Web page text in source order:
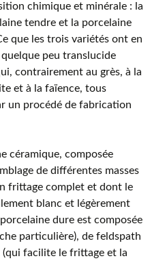
chimique et minérale : la
tendre et la porcelaine
que les trois variétés ont en
peu translucide
contrairement au grès, à la
et à la faïence, tous
un procédé de fabrication
céramique, composée
de différentes masses
frittage complet et dont le
blanc et légèrement
dure est composée
particulière), de feldspath
facilite le frittage et la